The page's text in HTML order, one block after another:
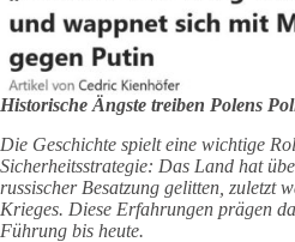
Historische Ängste treiben Polens
Die Geschichte spielt eine wichtige
Sicherheitsstrategie: Das Land hat
russischer Besatzung gelitten, zuletzt
Krieges. Diese Erfahrungen prägen
Führung bis heute.